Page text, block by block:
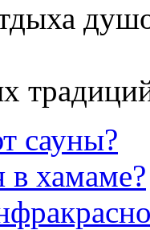
сауны?
в хамаме?